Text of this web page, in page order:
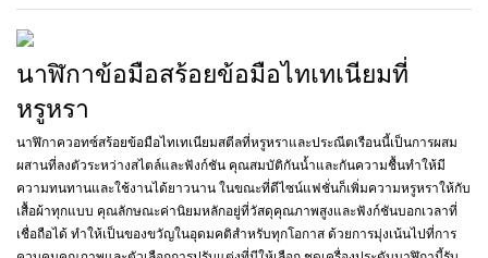
นาฬิกาข้อมือสร้อยข้อมือไทเทเนียมที่
หรูหรา
นาฬิกาควอทซ์สร้อยข้อมือไทเทเนียมสตีลที่หรูหราและประณีตเรือนนี้เป็นการผสม
ผสานที่ลงตัวระหว่างสไตล์และฟังก์ชัน คุณสมบัติกันน้ำและกันความชื้นทำให้มี
ความทนทานและใช้งานได้ยาวนาน ในขณะที่ดีไซน์แฟชั่นก็เพิ่มความหรูหราให้กับ
เสื้อผ้าทุกแบบ คุณลักษณะค่านิยมหลักอยู่ที่วัสดุคุณภาพสูงและฟังก์ชันบอกเวลาที่
เชื่อถือได้ ทำให้เป็นของขวัญในอุดมคติสำหรับทุกโอกาส ด้วยการมุ่งเน้นไปที่การ